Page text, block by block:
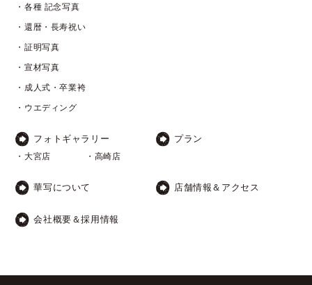
・各種 記念写真
・還暦・長寿祝い
・証明写真
・宣材写真
・成人式・卒業袴
・ウエディング
フォトギャラリー
・大宮店 ・高崎店
プラン
華写について 店舗情報＆アクセス
会社概要＆採用情報